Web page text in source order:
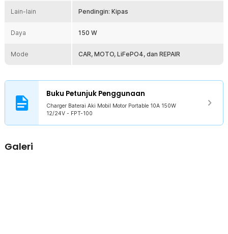
disimpan dan dibawa selama bepergian. Simpan charger aki di
dalam dashboard mobil atau motor agar mudah dijangkau saat
FPT-100
1 x Panduan Penggunaan
Lain-lain Pendingin: Kipas
Daya 150 W
Mode CAR, MOTO, LiFePO4, dan REPAIR
Buku Petunjuk Penggunaan
Charger Baterai Aki Mobil Motor Portable 10A 150W
12/24V - FPT-100
Galeri